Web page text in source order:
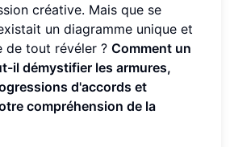
créative. Mais que se
un diagramme unique et
de tout révéler ? Comment un
il démystifier les armures,
d'accords et
compréhension de la